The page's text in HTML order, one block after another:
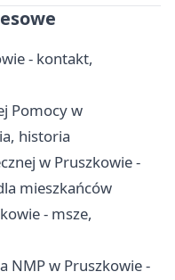
- kontakt,
Pomocy w
historia
w Pruszkowie -
mieszkańców
- msze,
NMP w Pruszkowie -